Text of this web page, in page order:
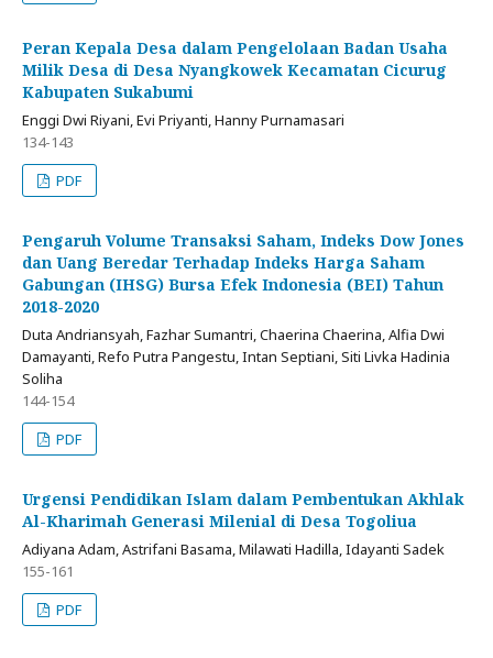
Peran Kepala Desa dalam Pengelolaan Badan Usaha
Milik Desa di Desa Nyangkowek Kecamatan Cicurug
Kabupaten Sukabumi
Enggi Dwi Riyani, Evi Priyanti, Hanny Purnamasari
134-143
PDF
Pengaruh Volume Transaksi Saham, Indeks Dow Jones
dan Uang Beredar Terhadap Indeks Harga Saham
Gabungan (IHSG) Bursa Efek Indonesia (BEI) Tahun
2018-2020
Duta Andriansyah, Fazhar Sumantri, Chaerina Chaerina, Alfia Dwi
Damayanti, Refo Putra Pangestu, Intan Septiani, Siti Livka Hadinia
Soliha
144-154
PDF
Urgensi Pendidikan Islam dalam Pembentukan Akhlak
Al-Kharimah Generasi Milenial di Desa Togoliua
Adiyana Adam, Astrifani Basama, Milawati Hadilla, Idayanti Sadek
155-161
PDF